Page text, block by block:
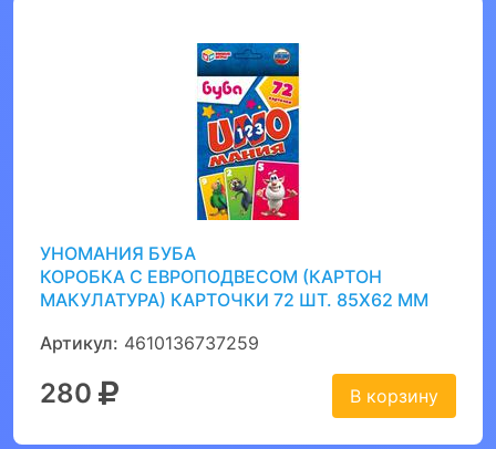
УНОМАНИЯ БУБА
КОРОБКА С ЕВРОПОДВЕСОМ (КАРТОН
МАКУЛАТУРА) КАРТОЧКИ 72 ШТ. 85Х62 ММ
Артикул: 4610136737259
280 В корзину